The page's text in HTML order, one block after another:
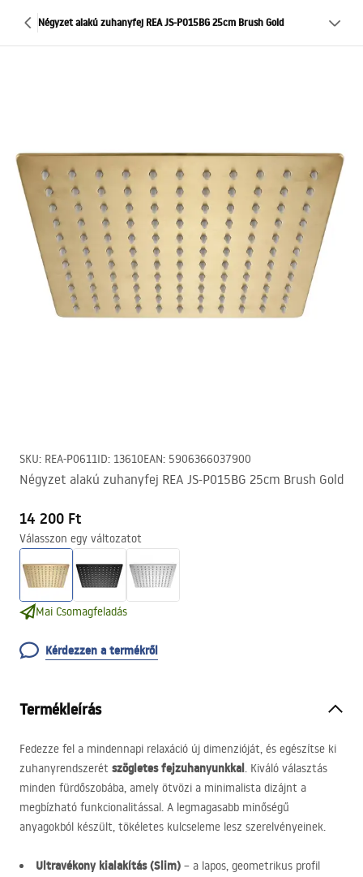
Négyzet alakú zuhanyfej REA JS-P015BG 25cm Brush Gold
SKU: REA-P0611ID: 13610EAN: 5906366037900
Négyzet alakú zuhanyfej REA JS-P015BG 25cm Brush Gold
14 200 Ft
Válasszon egy változatot
Mai Csomagfeladás
Kérdezzen a termékről
Termékleírás
Fedezze fel a mindennapi relaxáció új dimenzióját, és egészítse ki
zuhanyrendszerét szögletes fejzuhanyunkkal. Kiváló választás
minden fürdőszobába, amely ötvözi a minimalista dizájnt a
megbízható funkcionalitással. A legmagasabb minőségű
anyagokból készült, tökéletes kulcseleme lesz szerelvényeinek.
Ultravékony kialakítás (Slim) – a lapos, geometrikus profil